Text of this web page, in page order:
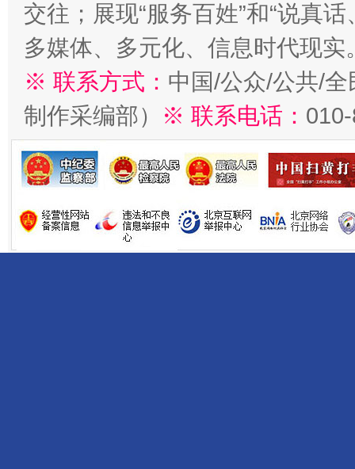
交往；展现“服务百姓”和“说真
多媒体、多元化、信息时代现实
※ 联系方式： 中国/公众/公共/
制作采编部）
※ 联系电话：